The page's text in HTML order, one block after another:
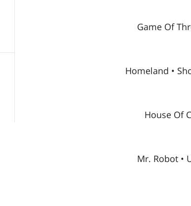
Game Of
Homeland •
House Of
Mr. Robot •